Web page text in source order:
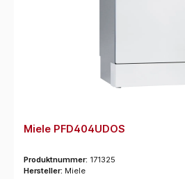
Miele PFD404UDOS
Produktnummer: 171325
Hersteller: Miele